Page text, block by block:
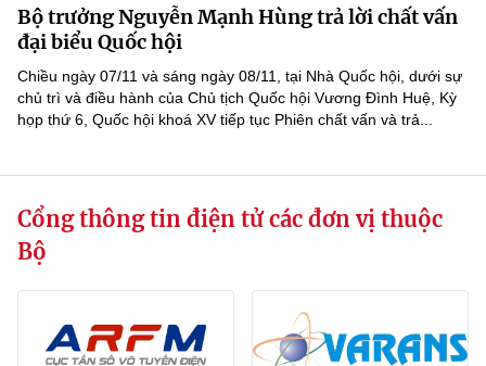
Sở Khoa học và Công nghệ
Chuyển đổi số
Bưu chính, Viễn thông
Năng lượng nguyên tử
Tin địa phương
Văn bản QPPL
Văn bản chỉ đạo điều hành
Lấy ý kiến người dân về dự thảo VBQPPL
MST IOFFICE
THỐNG KÊ
Khoa học và Công nghệ
Đổi mới sáng tạo
Chuyển đổi số
Sở hữu trí tuệ
Multimedia
Khác
Videos
Ảnh
Bộ trưởng Nguyễn Mạnh Hùng trả lời chất vấn
đại biểu Quốc hội
Chiều ngày 07/11 và sáng ngày 08/11, tại Nhà Quốc hội, dưới sự
chủ trì và điều hành của Chủ tịch Quốc hội Vương Đình Huệ, Kỳ
họp thứ 6, Quốc hội khoá XV tiếp tục Phiên chất vấn và trả...
Cổng thông tin điện tử các đơn vị thuộc
Bộ